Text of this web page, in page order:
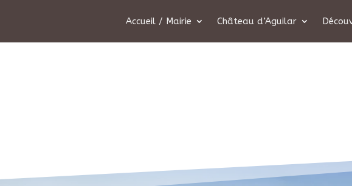
Accueil / Mairie Château d’Aguilar